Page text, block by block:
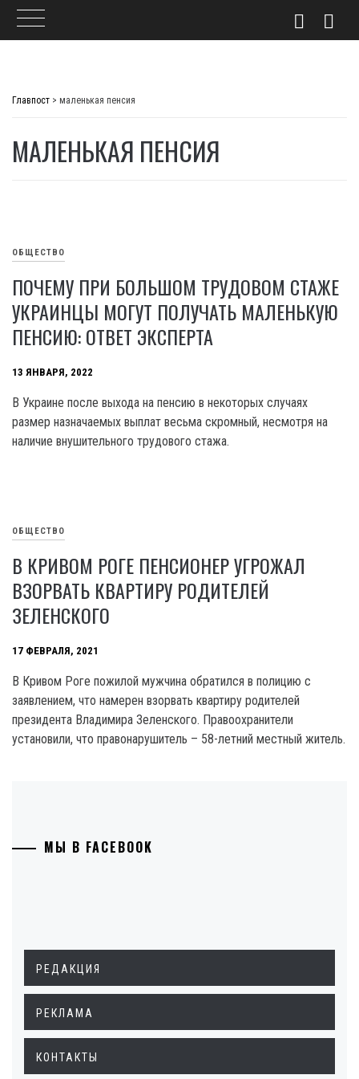
Главпост > маленькая пенсия
МАЛЕНЬКАЯ ПЕНСИЯ
ОБЩЕСТВО
ПОЧЕМУ ПРИ БОЛЬШОМ ТРУДОВОМ СТАЖЕ
УКРАИНЦЫ МОГУТ ПОЛУЧАТЬ МАЛЕНЬКУЮ
ПЕНСИЮ: ОТВЕТ ЭКСПЕРТА
13 ЯНВАРЯ, 2022
В Украине после выхода на пенсию в некоторых случаях
размер назначаемых выплат весьма скромный, несмотря на
наличие внушительного трудового стажа.
ОБЩЕСТВО
В КРИВОМ РОГЕ ПЕНСИОНЕР УГРОЖАЛ
ВЗОРВАТЬ КВАРТИРУ РОДИТЕЛЕЙ
ЗЕЛЕНСКОГО
17 ФЕВРАЛЯ, 2021
В Кривом Роге пожилой мужчина обратился в полицию с
заявлением, что намерен взорвать квартиру родителей
президента Владимира Зеленского. Правоохранители
установили, что правонарушитель – 58-летний местный житель.
МЫ В FACEBOOK
РЕДАКЦИЯ
РЕКЛАМА
КОНТАКТЫ